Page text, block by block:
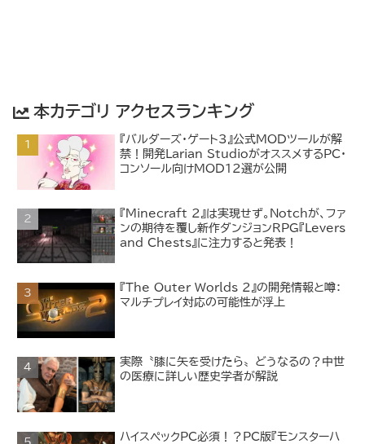
本カテゴリ アクセスランキング
『バルダーズ・ゲート3』公式MODツールが解
禁！開発Larian StudioがオススメするPC・
コンソール向けMOD12選が公開
『Minecraft 2』は実現せず。Notchが、ファ
ンの期待を覆し新作ダンジョンRPG『Levers
and Chests』に注力すると発表！
『The Outer Worlds 2』の開発情報と噂：
マルチプレイ対応の可能性が浮上
実際〝膝に矢を受けたら〟どうなるの？中世
の医療に詳しい歴史学者が解説
ハイスペックPC必須！？PC版『モンスターハ